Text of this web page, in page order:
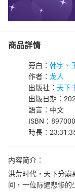
商品詳情
旁白： 韩宇、
作者： 龙人
出版社： 天下
出版日期：
語言：中文
ISBN：
時長：
内容简介：
洪荒时代，天下分崩
间，一位际遇悲惨的